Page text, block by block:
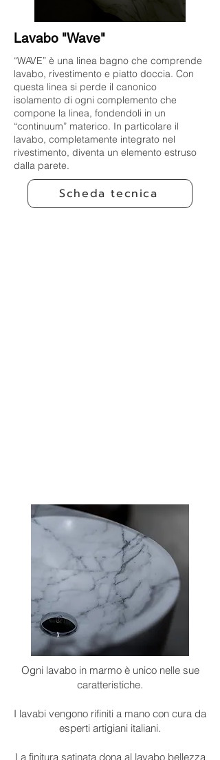
Lavabo "Wave"
“WAVE” è una linea bagno che comprende
lavabo, rivestimento e piatto doccia. Con
questa linea si perde il canonico
isolamento di ogni complemento che
compone la linea, fondendoli in un
“continuum” materico. In particolare il
lavabo, completamente integrato nel
rivestimento, diventa un elemento estruso
dalla parete.
Scheda tecnica
Ogni lavabo in marmo è unico nelle sue
caratteristiche.
I lavabi vengono rifiniti a mano con cura da
esperti artigiani italiani.
La finitura satinata dona al lavabo bellezza